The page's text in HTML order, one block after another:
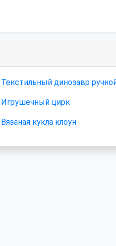
Текстильный динозавр
Игрушечный цирк
Вязаная кукла клоун